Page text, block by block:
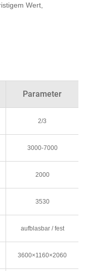
Wert,
Parameter
2/3
3000-7000
2000
3530
aufblasbar / fest
3600×1160×2060